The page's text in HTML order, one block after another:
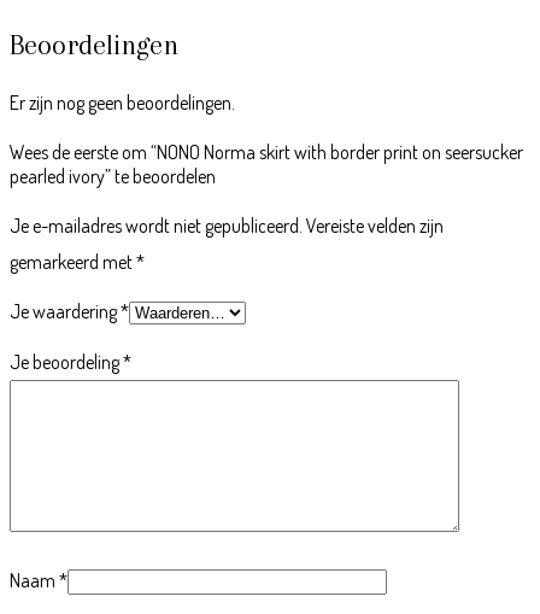
Beoordelingen
Er zijn nog geen beoordelingen.
Wees de eerste om “NONO Norma skirt with border print on seersucker
pearled ivory” te beoordelen
Je e-mailadres wordt niet gepubliceerd. Vereiste velden zijn
gemarkeerd met*
Je waardering*
Je beoordeling*
Naam *